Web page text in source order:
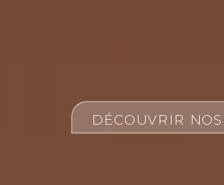
DÉCOUVRIR